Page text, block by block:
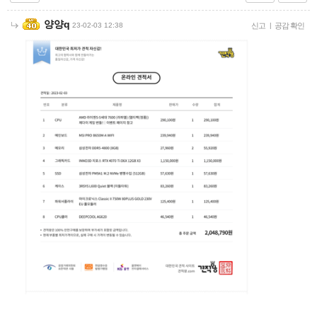
양양q 23-02-03 12:38 신고 | 공감 확인